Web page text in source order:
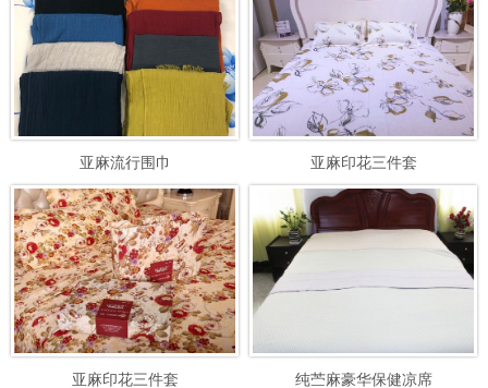
亚麻流行围巾 亚麻印花三件套
亚麻印花三件套 纯苎麻豪华保健凉席